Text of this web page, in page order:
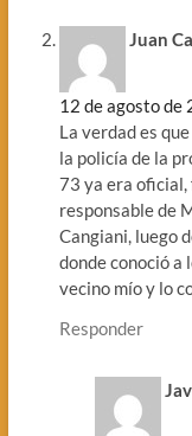
Juan
12 de agosto de
La verdad es
la policía de la
73 ya era oficial,
responsable de
Cangiani, luego
donde conoció a
vecino mío y lo
Responder